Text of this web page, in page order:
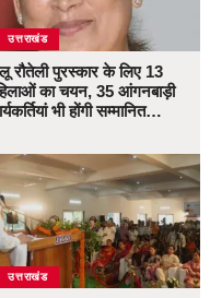
उत्तराखंड
रौतेली पुरस्कार के लिए 13
का चयन, 35 आंगनबाड़ी
भी होंगी सम्मानित…
उत्तराखंड